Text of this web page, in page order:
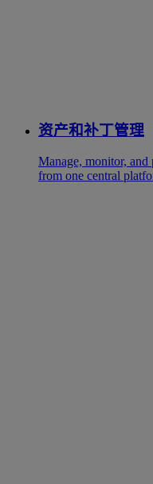
资产和补丁管理
Manage, monitor,
from one central